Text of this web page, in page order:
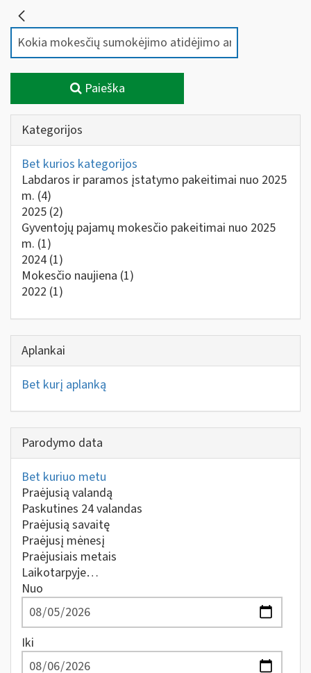
Paieška
Kategorijos
Bet kurios kategorijos
Labdaros ir paramos įstatymo pakeitimai nuo 2025
m. (4)
2025 (2)
Gyventojų pajamų mokesčio pakeitimai nuo 2025
m. (1)
2024 (1)
Mokesčio naujiena (1)
2022 (1)
Aplankai
Bet kurį aplanką
Parodymo data
Bet kuriuo metu
Praėjusią valandą
Paskutines 24 valandas
Praėjusią savaitę
Praėjusį mėnesį
Praėjusiais metais
Laikotarpyje…
Nuo
Iki